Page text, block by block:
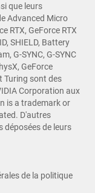
que leurs
Advanced Micro
RTX, GeForce RTX
SHIELD, Battery
G-SYNC, G-SYNC
GeForce
Turing sont des
Corporation aux
is a trademark or
D'autres
déposées de leurs
de la politique